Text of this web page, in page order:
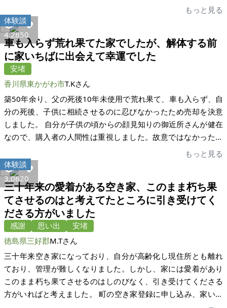
ばの宅建士様と現地でお会いし、とても信頼できまた気さくで
ご親切な方だったため、気持ち良くその後もお手続きを無事に
進めることができました。 結果的に納得できる金額でスムーズ
に売買を終えることができました。またログハウスの物件でし
たが放置し傷む前に活用していただけることになり、希望どお
りに手放すことができ、依頼させていただき本当に良かったと
思います。家いちばさんの存在を何かでたまたま知っていたこ
とで、このような形でご依頼することができました。また担当
の宅建士様がとてもご親切な方で一つ一つ丁寧にご対応してく
ださり、とても安心して嬉しい気持ちを持ちながら売買するこ
とができました。貴社の益々のご発展をお祈りいたします。
事や先の家族への不安も重なり、売却する事にしました。しか
し、売買を請け負う不動産業者が見当たらず、売却困難な状況
の中で、ネットで家いちば様を見て、投稿させて頂きました。
家いちばに投稿して以降、合計85人の方から問い合わせを頂き
ました。最初は具体的な場所や家や土地の形状使い方等の問い
合わせが多く、それぞれに詳しく対応してお答えしておりまし
た。個別場所の公図等細かい事は現地を見てからの質問に切り
替えて対応する事で、現地訪問希望が多くなりました。その中
で、数名の方から口頭で購入の申し入れがありました。売買価
格も多く提示する方もおりましたが、現地の利用方法や将来的
なあり方等をお聞きして、信頼でき、交際可能な方で、有効活
必要かなと思いました。不動産関係の奥深さを新たに認識させ
られました。田舎での農業経験がありながら、農地法に大変無
知でした。勉強になったし、これからの国家のあり方にも関心
が出ました。 契約が出来、本当に嬉しく、安心しております。
最初は勝手が分からず、戸惑い気味でしたが、ネットにも慣れ
るに従い、家いちば様とのやり取りもスムーズで、大変良かっ
たです。又、売買契約締結までの事務処理も丁寧で、感心しま
した。家いちば様のこれからの更なる発展と繁栄、皆様のご活
躍とご健康をご祈念申し上げます。ありがとうございました。
もっと見る
4,2850
体験談
車も入らず荒れ果てた家でしたが、解体する前
に家いちばに出会えて幸運でした
安堵
香川県東かがわ市T.Kさん
築50年余り、父の死後10年未使用で荒れ果て、車も入らず、自
分の死後、子供に相続させるのに忍びなかったため売却を決意
しました。 自分が子供の頃からの顔見知りの御近所さんが健在
なので、購入者の人間性は重視しました。故意ではなかったで
すが、当初失念していたため、父の自殺のことは応募を受けた
後の公表になりましたが、その反応を見ることができました。
掲載文についても、相手からの指摘で、ああ、そのように読め
るななど、文章の難しさを実感しました。 今は本当に手離せる
という安堵感でいっぱいです。家を解体する前に出会えて幸運
でした。対応も丁寧で感謝しています。ありがとうございまし
た。
もっと見る
3,0620
体験談
三十年来の愛着がある空き家、このまま朽ち果
てさせるのはと考えてたところに引き受けてく
ださる方がいました
感謝 思い出
安堵
徳島県三好郡M.Tさん
三十年来空き家になっており、自分が高齢化し現住所とも離れ
ており、管理が難しくなりました。しかし、家には愛着があり
このまま朽ち果てさせるのはしのびなく、引き受けてくださる
方がいればと考えました。 町の空き家登録に申し込み、家いち